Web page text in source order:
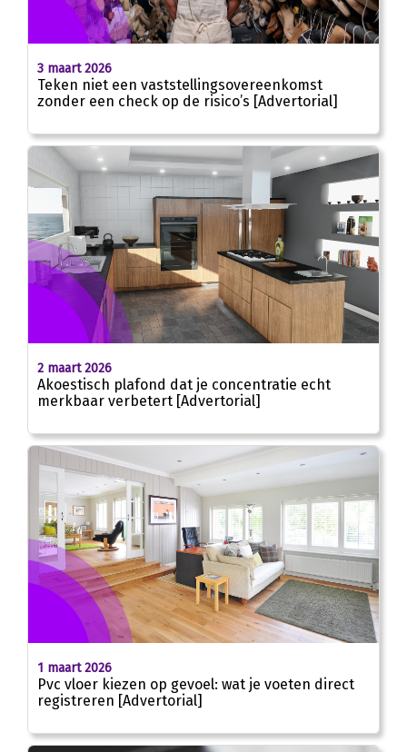
3 maart 2026
Teken niet een vaststellingsovereenkomst
zonder een check op de risico’s [Advertorial]
2 maart 2026
Akoestisch plafond dat je concentratie echt
merkbaar verbetert [Advertorial]
1 maart 2026
Pvc vloer kiezen op gevoel: wat je voeten direct
registreren [Advertorial]